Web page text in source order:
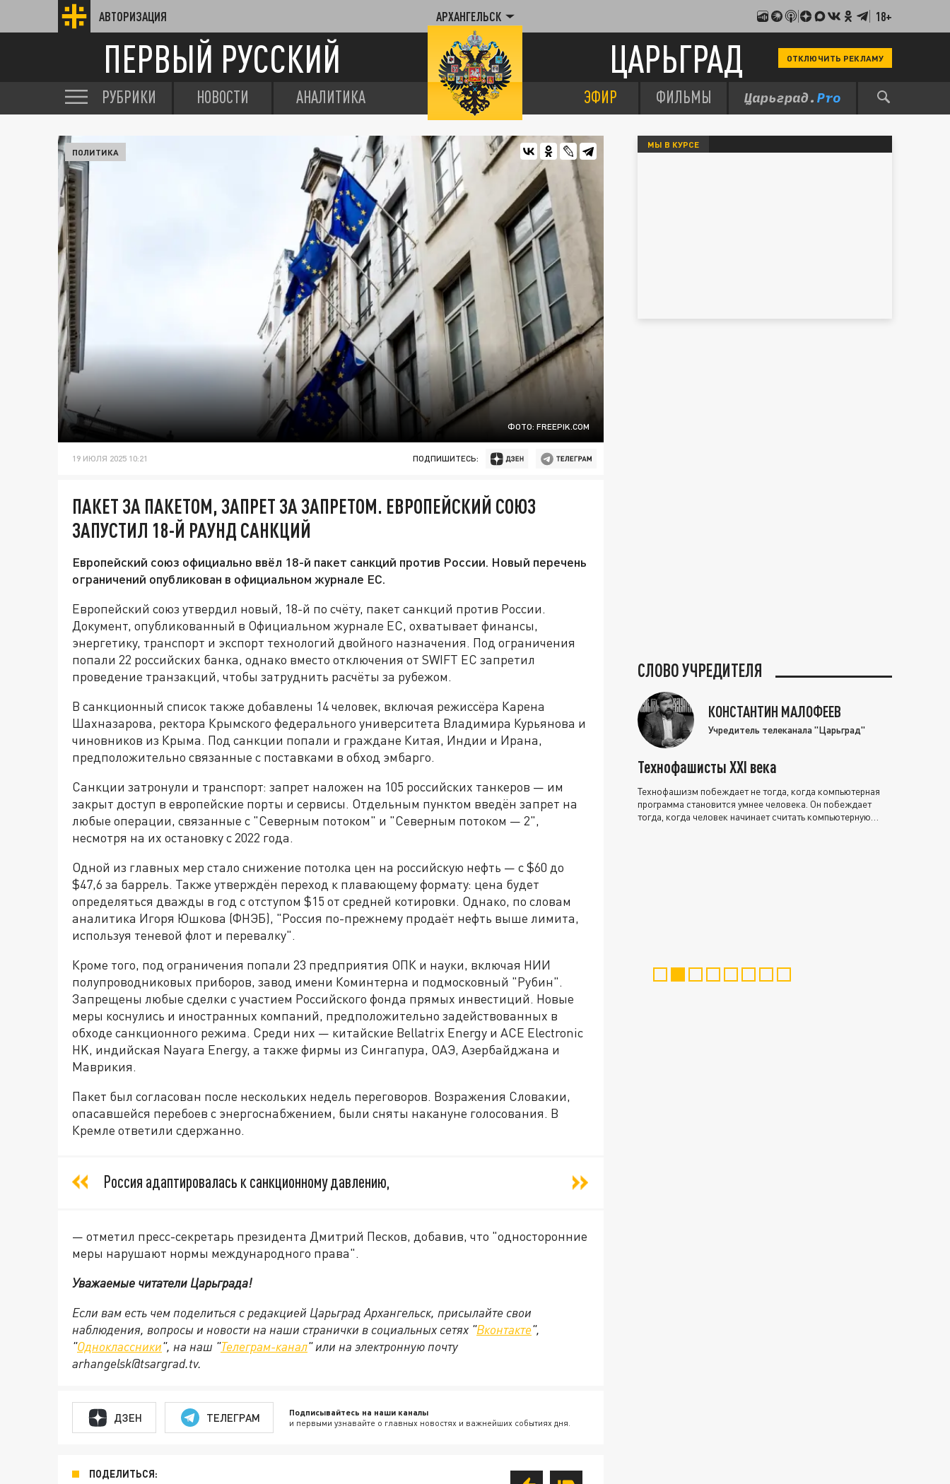
АВТОРИЗАЦИЯ АРХАНГЕЛЬСК 18+
ПЕРВЫЙ РУССКИЙ ЦАРЬГРАД ОТКЛЮЧИТЬ РЕКЛАМУ
РУБРИКИ НОВОСТИ АНАЛИТИКА ЭФИР ФИЛЬМЫ
ФОТО: FREEPIK.COM
ПОЛИТИКА
19 ИЮЛЯ 2025 10:21 ПОДПИШИТЕСЬ:
ПАКЕТ ЗА ПАКЕТОМ, ЗАПРЕТ ЗА ЗАПРЕТОМ. ЕВРОПЕЙСКИЙ СОЮЗ
ЗАПУСТИЛ 18-Й РАУНД САНКЦИЙ
Европейский союз официально ввёл 18-й пакет санкций против России. Новый перечень
ограничений опубликован в официальном журнале ЕС.
Европейский союз утвердил новый, 18-й по счёту, пакет санкций против России.
Документ, опубликованный в Официальном журнале ЕС, охватывает финансы,
энергетику, транспорт и экспорт технологий двойного назначения. Под ограничения
попали 22 российских банка, однако вместо отключения от SWIFT ЕС запретил
проведение транзакций, чтобы затруднить расчёты за рубежом.
В санкционный список также добавлены 14 человек, включая режиссёра Карена
Шахназарова, ректора Крымского федерального университета Владимира Курьянова и
чиновников из Крыма. Под санкции попали и граждане Китая, Индии и Ирана,
предположительно связанные с поставками в обход эмбарго.
Санкции затронули и транспорт: запрет наложен на 105 российских танкеров — им
закрыт доступ в европейские порты и сервисы. Отдельным пунктом введён запрет на
любые операции, связанные с "Северным потоком" и "Северным потоком — 2",
несмотря на их остановку с 2022 года.
Одной из главных мер стало снижение потолка цен на российскую нефть — с $60 до
$47,6 за баррель. Также утверждён переход к плавающему формату: цена будет
определяться дважды в год с отступом $15 от средней котировки. Однако, по словам
аналитика Игоря Юшкова (ФНЭБ), "Россия по-прежнему продаёт нефть выше лимита,
используя теневой флот и перевалку".
Кроме того, под ограничения попали 23 предприятия ОПК и науки, включая НИИ
полупроводниковых приборов, завод имени Коминтерна и подмосковный "Рубин".
Запрещены любые сделки с участием Российского фонда прямых инвестиций. Новые
меры коснулись и иностранных компаний, предположительно задействованных в
обходе санкционного режима. Среди них — китайские Bellatrix Energy и ACE Electronic
HK, индийская Nayara Energy, а также фирмы из Сингапура, ОАЭ, Азербайджана и
Маврикия.
Пакет был согласован после нескольких недель переговоров. Возражения Словакии,
опасавшейся перебоев с энергоснабжением, были сняты накануне голосования. В
Кремле ответили сдержанно.
Россия адаптировалась к санкционному давлению,
— отметил пресс-секретарь президента Дмитрий Песков, добавив, что "односторонние
меры нарушают нормы международного права".
Уважаемые читатели Царьграда!
Если вам есть чем поделиться с редакцией Царьград Архангельск, присылайте свои
наблюдения, вопросы и новости на наши странички в социальных сетях "Вконтакте",
"Одноклассники", на наш "Телеграм-канал" или на электронную почту
arhangelsk@tsargrad.tv.
ДЗЕН ТЕЛЕГРАМ Подписывайтесь на наши каналы
и первыми узнавайте о главных новостях и важнейших событиях дня.
ПОДЕЛИТЬСЯ:
МЫ В КУРСЕ
СЛОВО УЧРЕДИТЕЛЯ
КОНСТАНТИН МАЛОФЕЕВ
Учредитель телеканала "Царьград"
Технофашисты XXI века
Технофашизм побеждает не тогда, когда компьютерная
программа становится умнее человека. Он побеждает
тогда, когда человек начинает считать компьютерную